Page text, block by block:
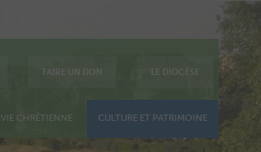
FAIRE UN DON LE DIOCÈSE
VIE CHRÉTIENNE CULTURE ET PATRIMOINE